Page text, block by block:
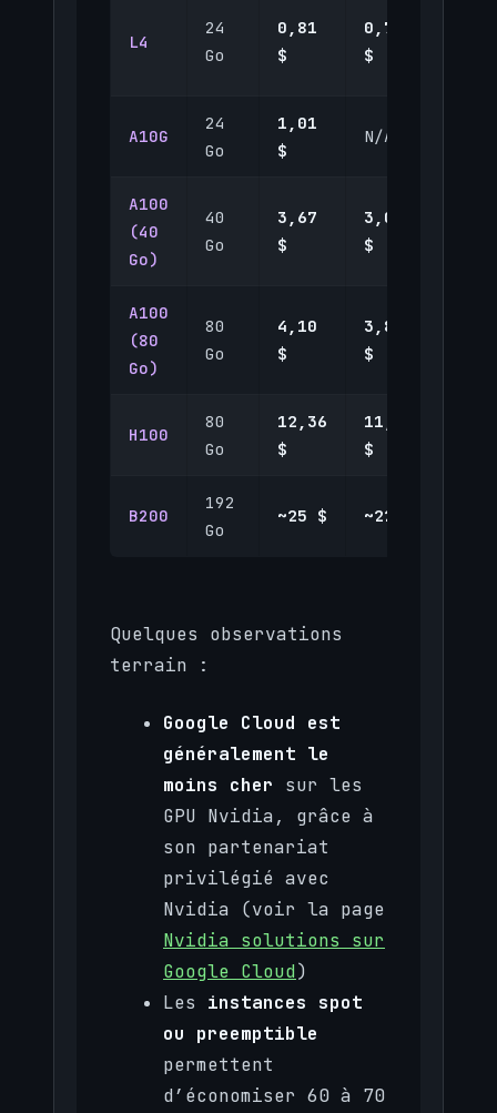
L4
24
Go
0,81
$
0,70
$
A10G
24
Go
1,01
$
N/A
A100
(40
Go)
40
Go
3,67
$
3,07
$
A100
(80
Go)
80
Go
4,10
$
3,82
$
H100
80
Go
12,36
$
11,54
$
B200
192
Go
~25 $ ~22 $
Quelques observations
terrain :
Google Cloud est
généralement le
moins cher sur les
GPU Nvidia, grâce à
son partenariat
privilégié avec
Nvidia (voir la page
Nvidia solutions sur
Google Cloud)
Les instances spot
ou preemptible
permettent
d’économiser 60 à 70